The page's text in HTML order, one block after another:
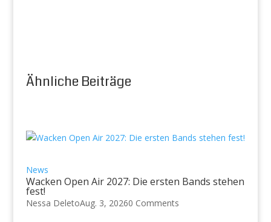
Ähnliche Beiträge
News
Wacken Open Air 2027: Die ersten Bands stehen
fest!
Nessa DeletoAug. 3, 20260 Comments